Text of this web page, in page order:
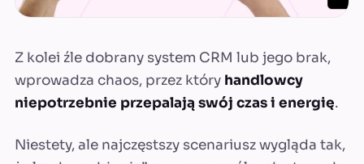
Z kolei źle dobrany system CRM lub jego brak,
wprowadza chaos, przez który handlowcy
niepotrzebnie przepalają swój czas i energię.
Niestety, ale najczęstszy scenariusz wygląda tak,